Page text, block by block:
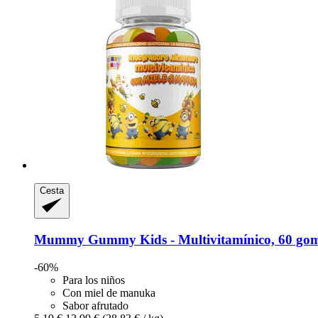
Cesta
Mummy Gummy Kids -​ Multivitamínico, 60
-60%
Para los niños
Con miel de manuka
Sabor afrutado